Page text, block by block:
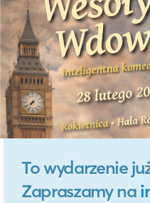
To wydarzenie
Zapraszamy na